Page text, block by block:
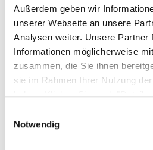
Außerdem geben wir
unserer Webseite an unsere
Analysen weiter. Unsere Partner
Informationen möglicherweise
zusammen, die Sie ihnen
sie im Rahmen Ihrer Nutzung
haben. Klicken Sie auch "Details
Information dazu und die
Notwendig
Granitsockel Schwarz -